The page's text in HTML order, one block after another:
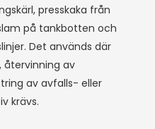
presskaka från
på tankbotten och
Det används där
återvinning av
av avfalls- eller
krävs.